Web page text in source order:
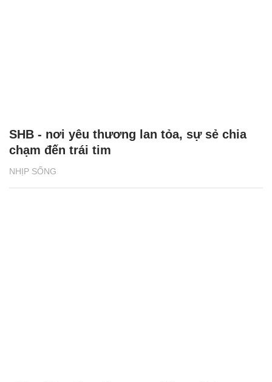
NHỊP SỐNG
SHB - nơi yêu thương lan tỏa, sự sẻ chia
chạm đến trái tim